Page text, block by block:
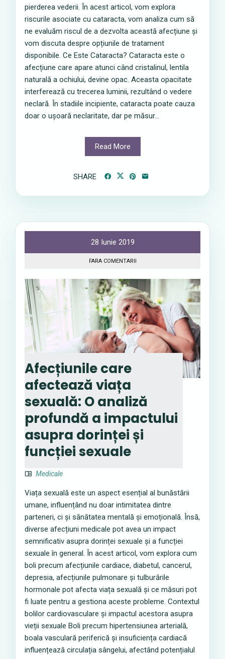
pierderea vederii. În acest articol, vom explora
riscurile asociate cu cataracta, vom analiza cum să
ne evaluăm riscul de a dezvolta această afecțiune și
vom discuta despre opțiunile de tratament
disponibile. Ce Este Cataracta? Cataracta este o
afecțiune care apare atunci când cristalinul, lentila
naturală a ochiului, devine opac. Aceasta opacitate
interferează cu trecerea luminii, rezultând o vedere
neclară. În stadiile incipiente, cataracta poate cauza
doar o ușoară neclaritate, dar pe măsur...
Read More
SHARE
28 Iunie 2019
FARA COMENTARII
Afecțiunile care
afectează viața
sexuală: O analiză
profundă a impactului
asupra dorinței și
funcției sexuale
Medicale
Viața sexuală este un aspect esențial al bunăstării
umane, influențând nu doar intimitatea dintre
parteneri, ci și sănătatea mentală și emoțională. Însă,
diverse afecțiuni medicale pot avea un impact
semnificativ asupra dorinței sexuale și a funcției
sexuale în general. În acest articol, vom explora cum
boli precum afecțiunile cardiace, diabetul, cancerul,
depresia, afecțiunile pulmonare și tulburările
hormonale pot afecta viața sexuală și ce măsuri pot
fi luate pentru a gestiona aceste probleme. Contextul
bolilor cardiovasculare și impactul acestora asupra
vieții sexuale Boli precum hipertensiunea arterială,
boala vasculară periferică și insuficiența cardiacă
influențează circulația sângelui, afectând potențialul